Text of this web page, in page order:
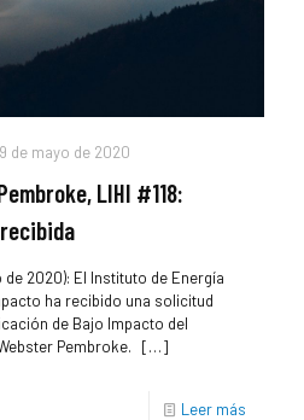
de mayo de 2020
LIHI #118:
de 2020): El Instituto de Energía
ha recibido una solicitud
de Bajo Impacto del
Pembroke.
[…]
Leer más